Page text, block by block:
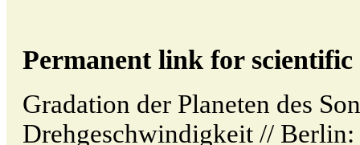
Permanent link for
Gradation der Planeten des
Drehgeschwindigkeit //